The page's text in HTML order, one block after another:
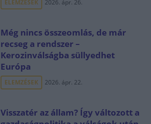
ELEMZÉSEK 2026. ápr. 26.
Még nincs összeomlás, de már
recseg a rendszer –
Kerozinválságba süllyedhet
Európa
ELEMZÉSEK 2026. ápr. 22.
Visszatér az állam? Így változott a